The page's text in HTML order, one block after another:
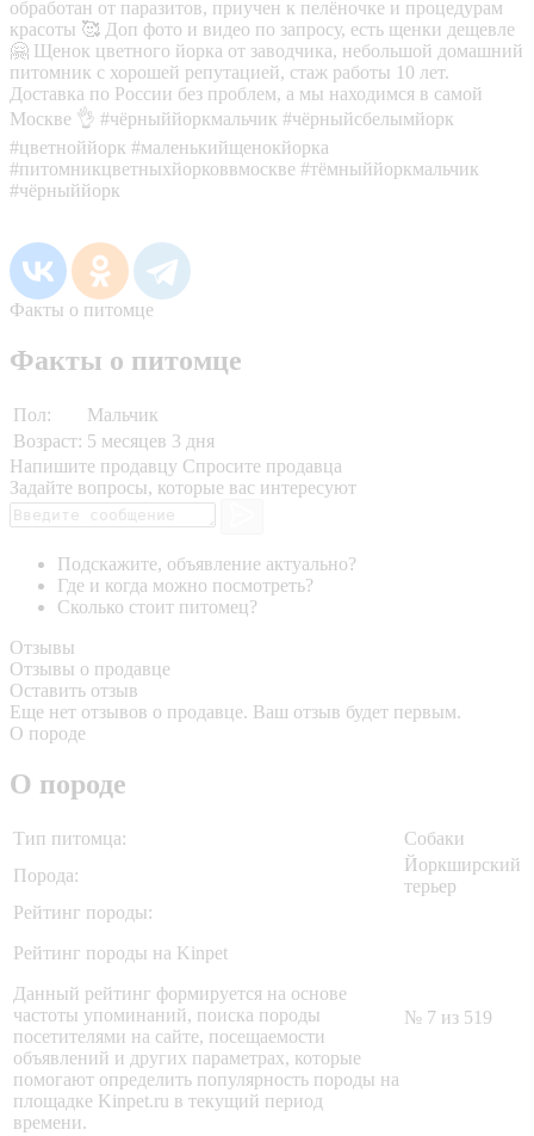
обработан от паразитов, приучен к пелёночке и процедурам
красоты 🥰 Доп фото и видео по запросу, есть щенки дещевле
🤗 Щенок цветного йорка от заводчика, небольшой домашний
питомник с хорошей репутацией, стаж работы 10 лет.
Доставка по России без проблем, а мы находимся в самой
Москве 👌 #чёрныййоркмальчик #чёрныйсбелымйорк
#цветноййорк #маленькийщенокйорка
#питомникцветныхйорковвмоскве #тёмныййоркмальчик
#чёрныййорк
Факты о питомце
Факты о питомце
Пол:
Мальчик
Возраст: 5 месяцев 3 дня
Напишите продавцу Спросите продавца
Задайте вопросы, которые вас интересуют
Подскажите, объявление актуально?
Где и когда можно посмотреть?
Сколько стоит питомец?
Отзывы
Отзывы о продавце
Оставить отзыв
Еще нет отзывов о продавце. Ваш отзыв будет первым.
О породе
О породе
Тип питомца:
Собаки
Порода:
Йоркширский
терьер
Рейтинг породы:
Рейтинг породы на Kinpet
Данный рейтинг формируется на основе
частоты упоминаний, поиска породы
посетителями на сайте, посещаемости
объявлений и других параметрах, которые
помогают определить популярность породы на
площадке Kinpet.ru в текущий период
времени.
№ 7 из 519